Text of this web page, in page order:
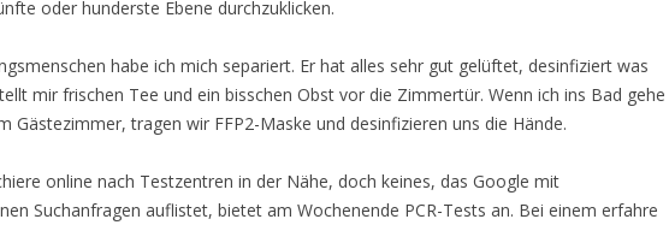
oder hunderste Ebene durchzuklicken.
habe ich mich separiert. Er hat alles sehr gut gelüftet, desinfiziert was
mir frischen Tee und ein bisschen Obst vor die Zimmertür. Wenn ich ins Bad gehe
Gästezimmer, tragen wir FFP2-Maske und desinfizieren uns die Hände.
online nach Testzentren in der Nähe, doch keines, das Google mit
Suchanfragen auflistet, bietet am Wochenende PCR-Tests an. Bei einem erfahre